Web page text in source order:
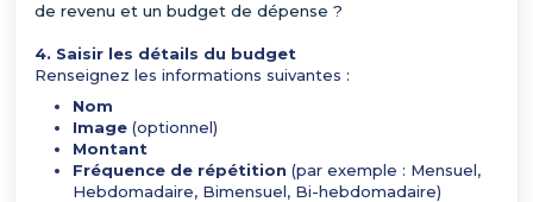
de revenu et un budget de dépense ?
4. Saisir les détails du budget
Renseignez les informations suivantes :
Nom
Image (optionnel)
Montant
Fréquence de répétition (par exemple : Mensuel,
Hebdomadaire, Bimensuel, Bi-hebdomadaire)